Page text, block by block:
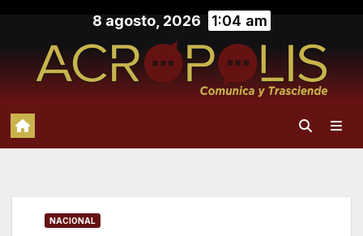
contenido
8 agosto, 2026 1:04 am
NACIONAL